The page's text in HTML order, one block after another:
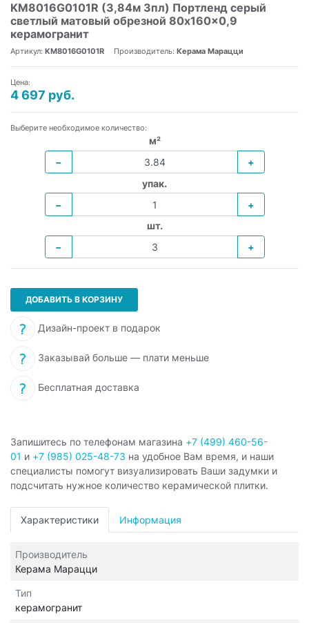
KM8016G0101R (3,84м 3пл) Портленд серый
светлый матовый обрезной 80x160x0,9
керамогранит
Артикул: KM8016G0101R Производитель: Керама Марацци
Цена:
4 697 руб.
Выберите необходимое количество:
м²
−
+
упак.
−
+
шт.
−
+
ДОБАВИТЬ В КОРЗИНУ
Дизайн-проект в подарок
Заказывай больше — плати меньше
Бесплатная доставка
Запишитесь по телефонам магазина +7 (499) 460-56-
01 и +7 (985) 025-48-73 на удобное Вам время, и наши
специалисты помогут визуализировать Ваши задумки и
подсчитать нужное количество керамической плитки.
Характеристики Информация
Производитель
Керама Марацци
Тип
керамогранит